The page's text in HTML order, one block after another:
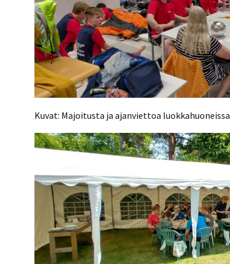
Kuvat: Majoitusta ja ajanviettoa luokkahuoneissa